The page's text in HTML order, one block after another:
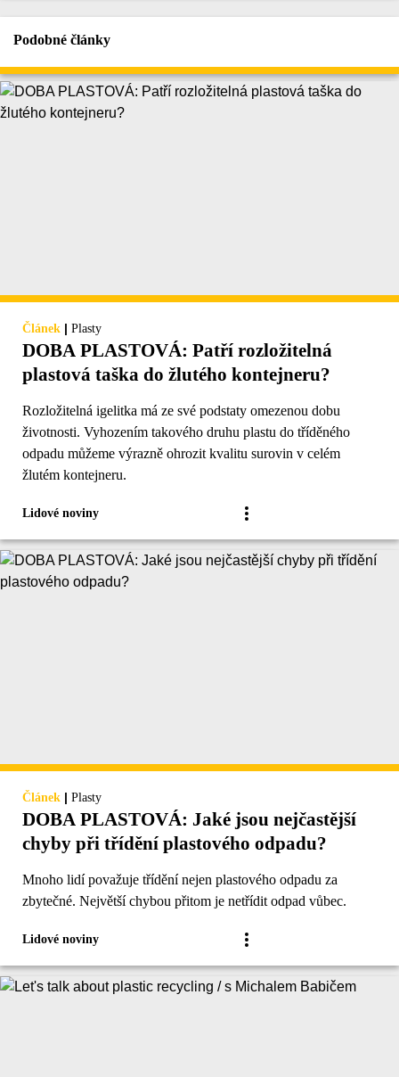
Podobné články
Článek | Plasty
DOBA PLASTOVÁ: Patří rozložitelná
plastová taška do žlutého kontejneru?
Rozložitelná igelitka má ze své podstaty omezenou dobu
životnosti. Vyhozením takového druhu plastu do tříděného
odpadu můžeme výrazně ohrozit kvalitu surovin v celém
žlutém kontejneru.
Lidové noviny
Článek | Plasty
DOBA PLASTOVÁ: Jaké jsou nejčastější
chyby při třídění plastového odpadu?
Mnoho lidí považuje třídění nejen plastového odpadu za
zbytečné. Největší chybou přitom je netřídit odpad vůbec.
Lidové noviny